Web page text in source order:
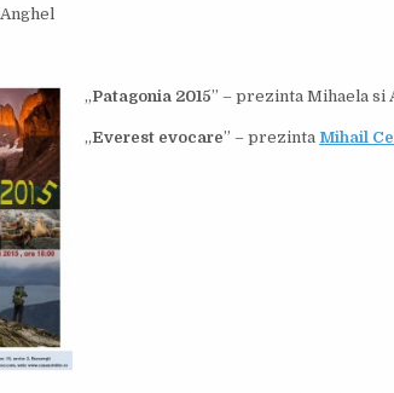
„Patagonia 2015” – prezinta Mihaela si
„Everest evocare” – prezinta Mihail